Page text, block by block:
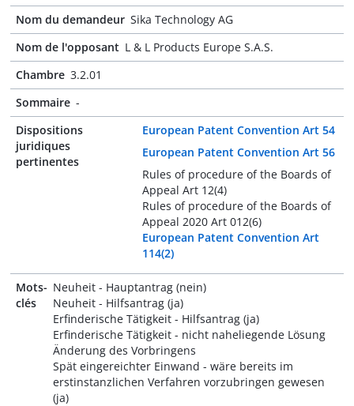
Nom du demandeur Sika Technology AG
Nom de l'opposant L & L Products Europe S.A.S.
Chambre 3.2.01
Sommaire -
Dispositions
juridiques
pertinentes
European Patent Convention Art 54
European Patent Convention Art 56
Rules of procedure of the Boards of
Appeal Art 12(4)
Rules of procedure of the Boards of
Appeal 2020 Art 012(6)
European Patent Convention Art
114(2)
Mots-
clés
Neuheit - Hauptantrag (nein)
Neuheit - Hilfsantrag (ja)
Erfinderische Tätigkeit - Hilfsantrag (ja)
Erfinderische Tätigkeit - nicht naheliegende Lösung
Änderung des Vorbringens
Spät eingereichter Einwand - wäre bereits im
erstinstanzlichen Verfahren vorzubringen gewesen
(ja)